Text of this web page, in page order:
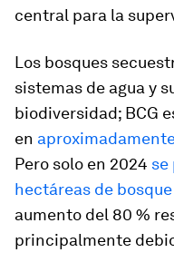
central para la
Los bosques
sistemas de agua y
biodiversidad; BCG
en
Pero solo en 2024 se
hectáreas de
aumento del 80 %
principalmente